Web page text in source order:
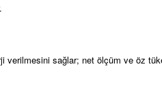
verilmesini sağlar; net ölçüm ve öz